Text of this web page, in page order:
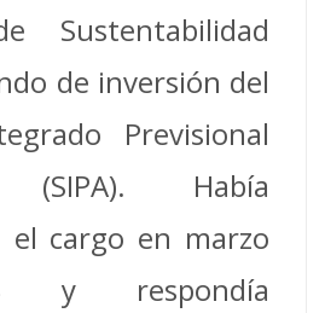
Sustentabilidad
de inversión del
Previsional
(SIPA). Había
el cargo en marzo
y respondía